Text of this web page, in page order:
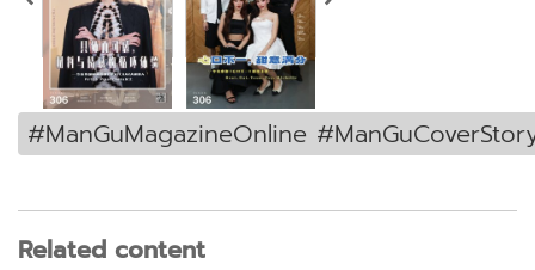
#ManGuMagazineOnline
Related content